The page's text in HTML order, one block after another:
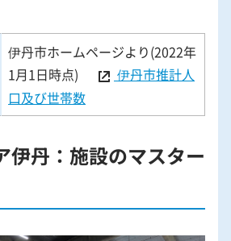
伊丹市ホームページより(2022年
1月1日時点)
伊丹市推計人
口及び世帯数
伊丹：施設のマスター